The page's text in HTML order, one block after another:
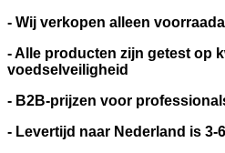
- Wij verkopen alleen
- Alle producten zijn getest op
voedselveiligheid
- B2B-prijzen voor
- Levertijd naar Nederland is 3-